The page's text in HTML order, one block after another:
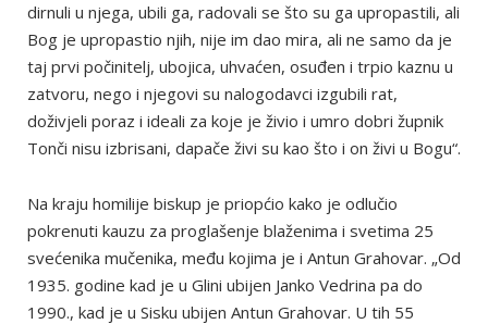
dirnuli u njega, ubili ga, radovali se što su ga upropastili, ali
Bog je upropastio njih, nije im dao mira, ali ne samo da je
taj prvi počinitelj, ubojica, uhvaćen, osuđen i trpio kaznu u
zatvoru, nego i njegovi su nalogodavci izgubili rat,
doživjeli poraz i ideali za koje je živio i umro dobri župnik
Tonči nisu izbrisani, dapače živi su kao što i on živi u Bogu“.
Na kraju homilije biskup je priopćio kako je odlučio
pokrenuti kauzu za proglašenje blaženima i svetima 25
svećenika mučenika, među kojima je i Antun Grahovar. „Od
1935. godine kad je u Glini ubijen Janko Vedrina pa do
1990., kad je u Sisku ubijen Antun Grahovar. U tih 55